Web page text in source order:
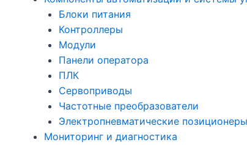
Блоки питания
Контроллеры
Модули
Панели оператора
ПЛК
Сервоприводы
Частотные преобразователи
Электропневматические позиционеры
Мониторинг и диагностика